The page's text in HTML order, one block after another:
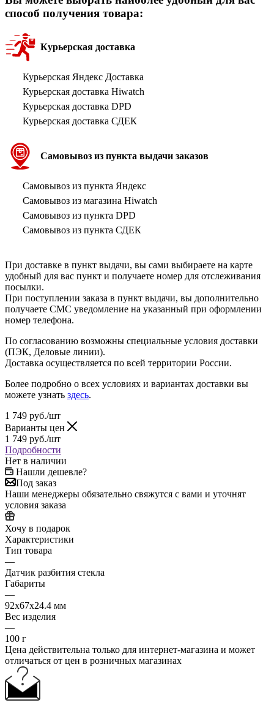
способ получения товара:
Курьерская доставка
Курьерская Яндекс Доставка
Курьерская доставка Hiwatch
Курьерская доставка DPD
Курьерская доставка СДЕК
Самовывоз из пункта выдачи заказов
Самовывоз из пункта Яндекс
Самовывоз из магазина Hiwatch
Самовывоз из пункта DPD
Самовывоз из пункта СДЕК
При доставке в пункт выдачи, вы сами выбираете на карте
удобный для вас пункт и получаете номер для отслеживания
посылки.
При поступлении заказа в пункт выдачи, вы дополнительно
получаете СМС уведомление на указанный при оформлении
номер телефона.
По согласованию возможны специальные условия доставки
(ПЭК, Деловые линии).
Доставка осуществляется по всей территории России.
Более подробно о всех условиях и вариантах доставки вы
можете узнать здесь.
1 749 руб./шт
Варианты цен
1 749 руб./шт
Подробности
Нет в наличии
Нашли дешевле?
Под заказ
Наши менеджеры обязательно свяжутся с вами и уточнят
условия заказа
Хочу в подарок
Характеристики
Тип товара
—
Датчик разбития стекла
Габариты
—
92x67x24.4 мм
Вес изделия
—
100 г
Цена действительна только для интернет-магазина и может
отличаться от цен в розничных магазинах